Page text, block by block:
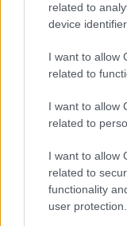
related to
device
I want to allow
related to
I want to allow
related to
I want to allow
related to
functionality
user protection.
Az interjúban
szerepkört kell
sem vagyok már
második
hogy vissza
engedték még,
folytatom. Ha
helyem ebben a
felállok és
még messze
megfelelő
családanya már